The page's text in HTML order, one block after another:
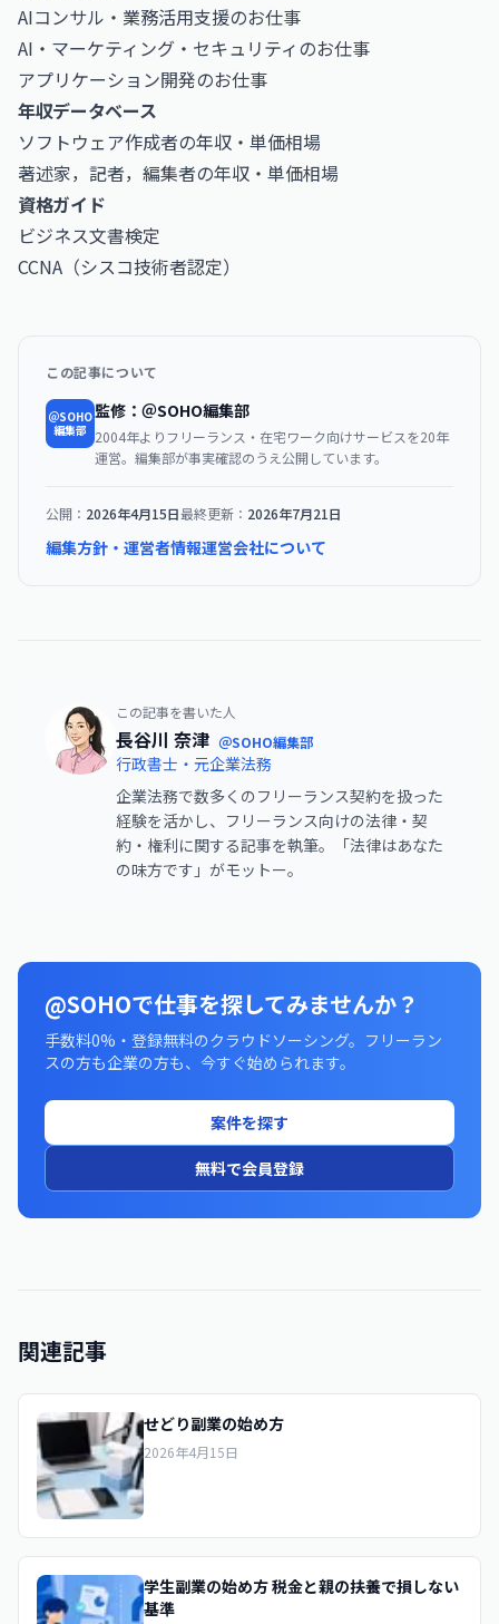
AIコンサル・業務活用支援のお仕事
AI・マーケティング・セキュリティのお仕事
アプリケーション開発のお仕事
年収データベース
ソフトウェア作成者の年収・単価相場
著述家，記者，編集者の年収・単価相場
資格ガイド
ビジネス文書検定
CCNA（シスコ技術者認定）
この記事について
＠SOHO
編集部
監修：＠SOHO編集部
2004年よりフリーランス・在宅ワーク向けサービスを20年
運営。編集部が事実確認のうえ公開しています。
公開： 2026年4月15日最終更新： 2026年7月21日
編集方針・運営者情報運営会社について
この記事を書いた人
長谷川 奈津 ＠SOHO編集部
行政書士・元企業法務
企業法務で数多くのフリーランス契約を扱った
経験を活かし、フリーランス向けの法律・契
約・権利に関する記事を執筆。「法律はあなた
の味方です」がモットー。
@SOHOで仕事を探してみませんか？
手数料0%・登録無料のクラウドソーシング。フリーラン
スの方も企業の方も、今すぐ始められます。
案件を探す
無料で会員登録
関連記事
せどり副業の始め方
2026年4月15日
学生副業の始め方 税金と親の扶養で損しない
基準